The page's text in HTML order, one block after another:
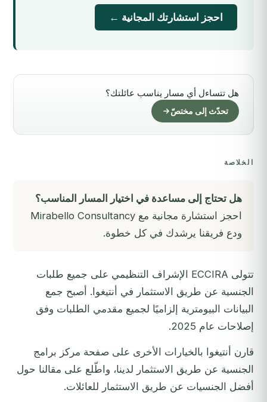
احجز استشارتك المجانية ←
هل تتساءل أي مسار يناسب عائلتك؟
تحدّث إلى مختصّ
الخلاصة
هل تحتاج إلى مساعدة في اختيار المسار المناسب؟
احجز استشارة مجانية مع Mirabello Consultancy
ودع فريقنا يرشدك في كل خطوة.
تتولى ECCIRA الإشراف التنظيمي على جميع طلبات
الجنسية عن طريق الاستثمار في أنتيغوا. أصبح جمع
البيانات البيومترية إلزاميًا لجميع مقدمي الطلبات وفق
إصلاحات عام 2025.
قارن أنتيغوا بالخيارات الأخرى على صفحة مركز برامج
الجنسية عن طريق الاستثمار لدينا، واطّلع على مقالنا حول
أفضل الجنسيات عن طريق الاستثمار للعائلات.